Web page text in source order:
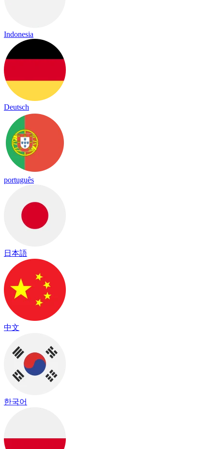
Indonesia
Deutsch
português
日本語
中文
한국어